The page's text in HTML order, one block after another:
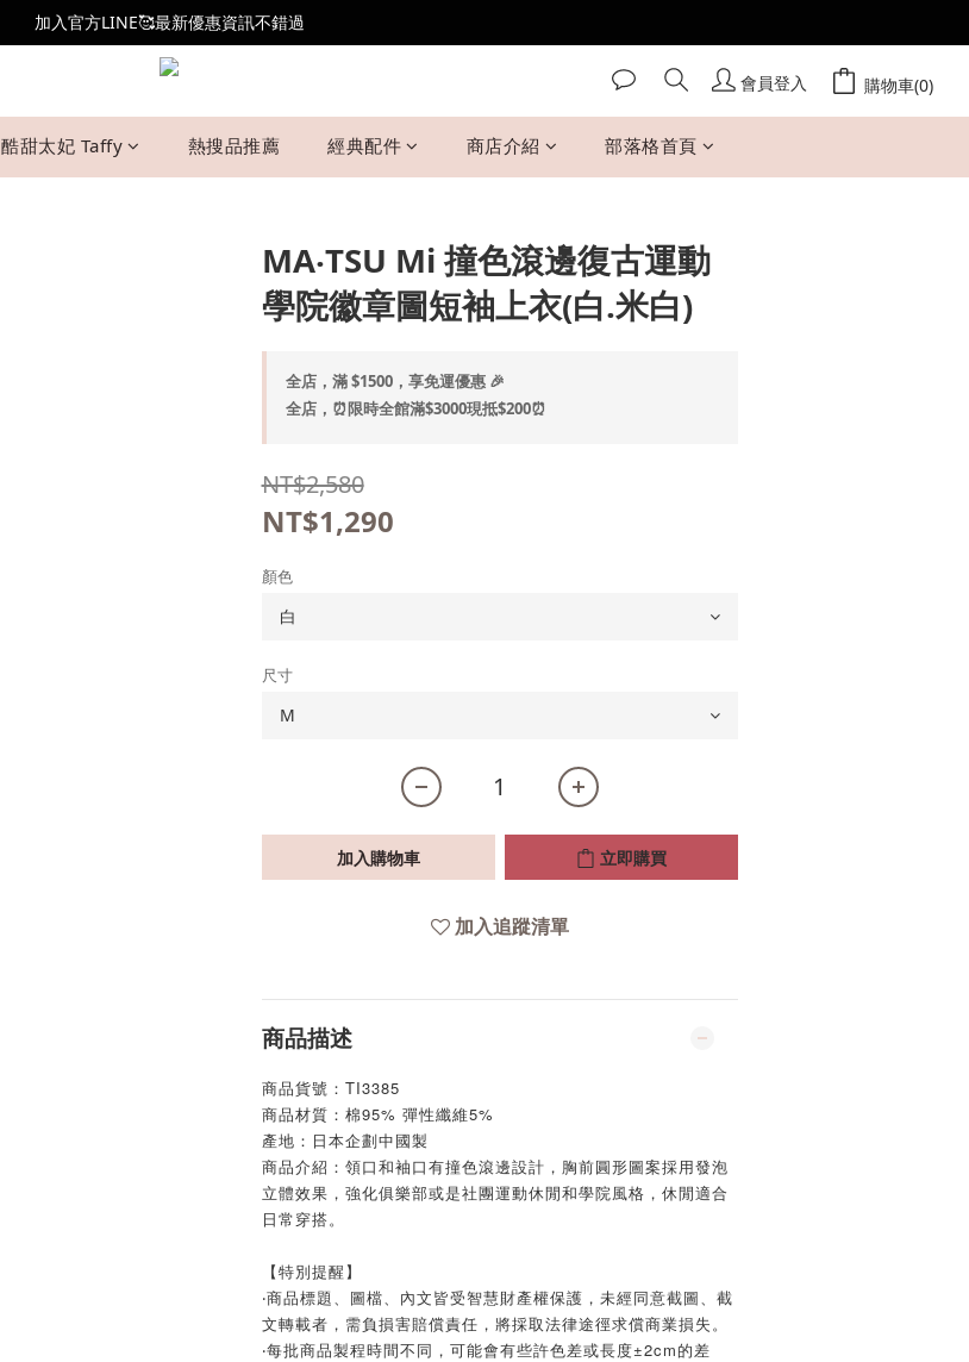
全新會員制度更新👑
全新會員制度更新👑
會員登入 購物車(0)
酷甜太妃 Taffy 熱搜品推薦 經典配件 商店介紹 部落格首頁
MA‧TSU Mi 撞色滾邊復古運動
學院徽章圖短袖上衣(白.米白)
全店，滿 $1500，享免運優惠 🎉
全店，⏰限時全館滿$3000現抵$200⏰
NT$2,580
NT$1,290
顏色
尺寸
加入購物車 立即購買
加入追蹤清單
商品描述
商品貨號：TI3385
商品材質：棉95% 彈性纖維5%
產地：日本企劃中國製
商品介紹：領口和袖口有撞色滾邊設計，胸前圓形圖案採用發泡
立體效果，強化俱樂部或是社團運動休閒和學院風格，休閒適合
日常穿搭。
【特別提醒】
‧商品標題、圖檔、內文皆受智慧財產權保護，未經同意截圖、截
文轉載者，需負損害賠償責任，將採取法律途徑求償商業損失。
‧每批商品製程時間不同，可能會有些許色差或長度±2cm的差
立即購買